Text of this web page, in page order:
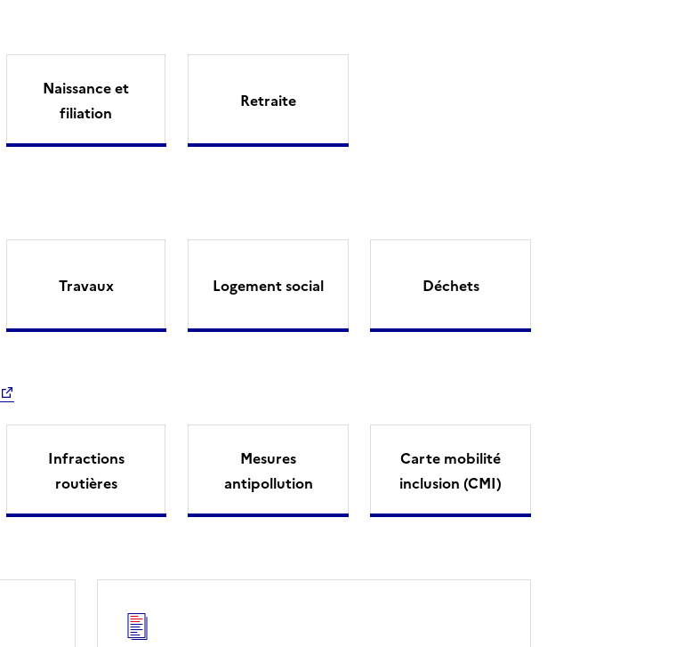
Naissance et
filiation
Retraite
Travaux Logement social Déchets
Infractions
routières
Mesures
antipollution
Carte mobilité
inclusion (CMI)